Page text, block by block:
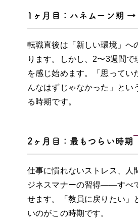
1ヶ月目：ハネムーン期 →
転職直後は「新しい環境」へ
ります。しかし、2〜3週間で
を感じ始めます。「思ってい
んなはずじゃなかった」とい
る時期です。
2ヶ月目：最もつらい時期
仕事に慣れないストレス、人
ジネスマナーの習得——すべ
せます。「教員に戻りたい」
いのがこの時期です。